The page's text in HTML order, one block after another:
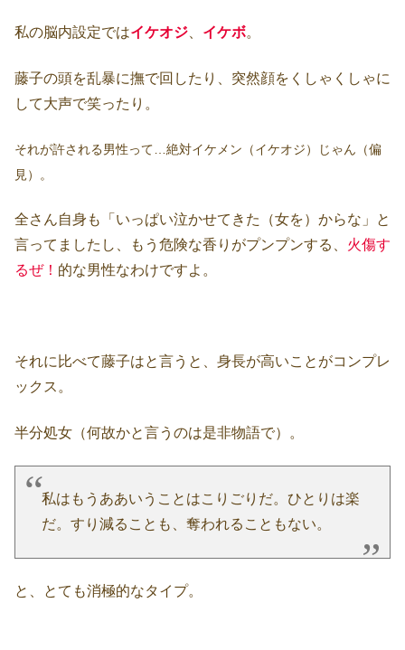
私の脳内設定ではイケオジ イケボ。
藤子の頭を乱暴に撫で回したり、突然顔をくしゃくしゃに
して大声で笑ったり。
それが許される男性って…絶対イケメン（イケオジ）じゃん（偏
見）。
全さん自身も「いっぱい泣かせてきた（女を）からな」と
言ってましたし、もう危険な香りがプンプンする、 火傷す
るぜ！ 的な男性なわけですよ。
それに比べて藤子はと言うと、身長が高いことがコンプレ
ックス。
半分処女（何故かと言うのは是非物語で）。
私はもうああいうことはこりごりだ。ひとりは楽
だ。すり減ることも、奪われることもない。
と、とても消極的なタイプ。